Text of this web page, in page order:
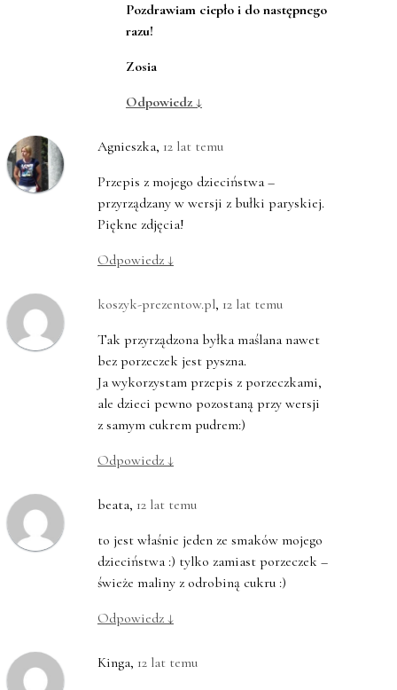
Pozdrawiam ciepło i do następnego
razu!
Zosia
Odpowiedz ↓
Agnieszka, 12 lat temu
Przepis z mojego dzieciństwa –
przyrządzany w wersji z bułki paryskiej.
Piękne zdjęcia!
Odpowiedz ↓
koszyk-prezentow.pl, 12 lat temu
Tak przyrządzona byłka maślana nawet
bez porzeczek jest pyszna.
Ja wykorzystam przepis z porzeczkami,
ale dzieci pewno pozostaną przy wersji
z samym cukrem pudrem:)
Odpowiedz ↓
beata, 12 lat temu
to jest właśnie jeden ze smaków mojego
dzieciństwa :) tylko zamiast porzeczek –
świeże maliny z odrobiną cukru :)
Odpowiedz ↓
Kinga, 12 lat temu